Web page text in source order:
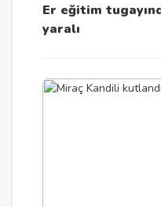
Er eğitim
yaralı